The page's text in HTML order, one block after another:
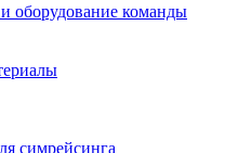
оборудование команды
симрейсинга